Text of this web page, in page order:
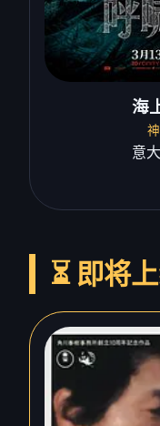
海
意
⏳ 即将